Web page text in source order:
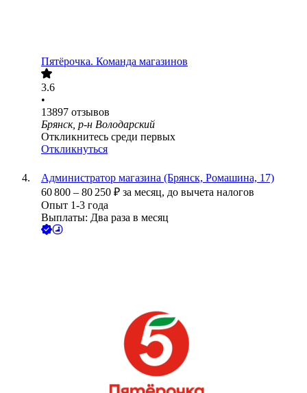
Пятёрочка. Команда магазинов
3.6
•
13897 отзывов
Брянск, р-н Володарский
Откликнитесь среди первых
Откликнуться
Администратор магазина (Брянск, Ромашина, 17)
60 800 – 80 250 ₽ за месяц, до вычета налогов
Опыт 1-3 года
Выплаты: Два раза в месяц